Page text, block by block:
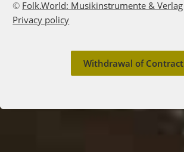
© Folk.World: Musikinstrumente & Verlag
Privacy policy
Withdrawal of Contract